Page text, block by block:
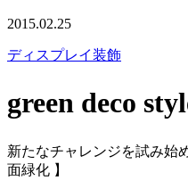
2015.02.25
ディスプレイ装飾
green deco
新たなチャレンジを試み始
面緑化 】